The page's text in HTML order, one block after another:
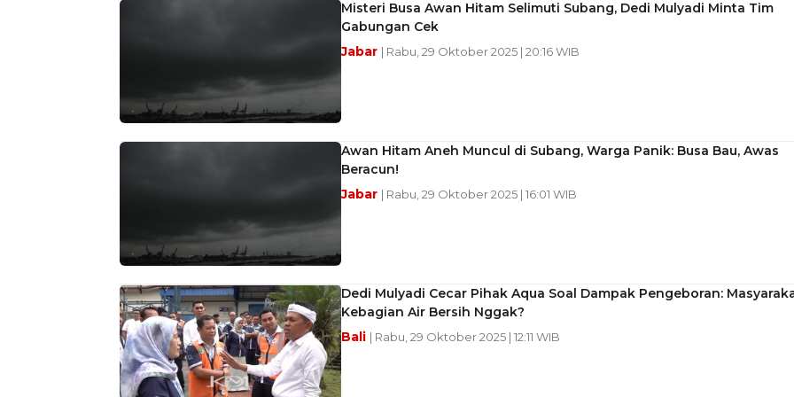
Misteri Busa Awan Hitam Selimuti Subang, Dedi Mulyadi Minta Tim
Gabungan Cek
Jabar | Rabu, 29 Oktober 2025 | 20:16 WIB
Awan Hitam Aneh Muncul di Subang, Warga Panik: Busa Bau, Awas
Beracun!
Jabar | Rabu, 29 Oktober 2025 | 16:01 WIB
Dedi Mulyadi Cecar Pihak Aqua Soal Dampak Pengeboran:
Kebagian Air Bersih Nggak?
Bali | Rabu, 29 Oktober 2025 | 12:11 WIB